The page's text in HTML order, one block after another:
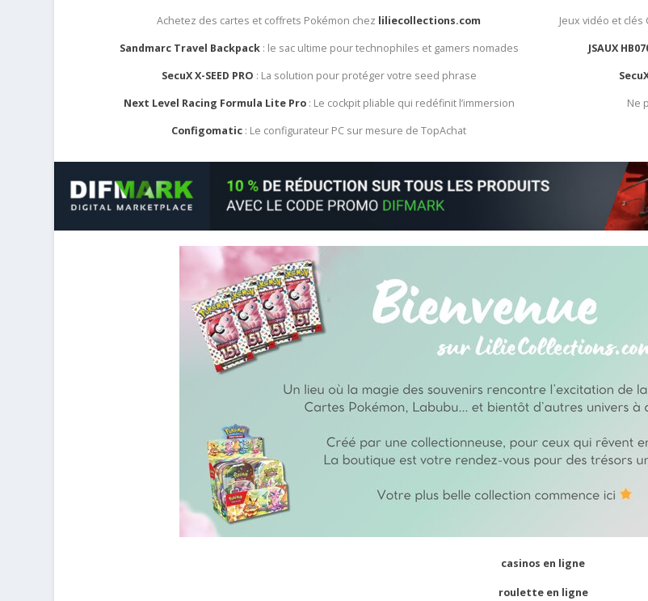
Achetez des cartes et coffrets Pokémon chez liliecollections.com
Sandmarc Travel Backpack: le sac ultime pour technophiles et gamers nomades
SecuX X-SEED PRO : La solution pour protéger votre seed phrase
Next Level Racing Formula Lite Pro: Le cockpit pliable qui redéfinit l’immersion
Configomatic : Le configurateur PC sur mesure de TopAchat
Jeux vidéo et
JSAUX
Ne
casinos en ligne
roulette en ligne